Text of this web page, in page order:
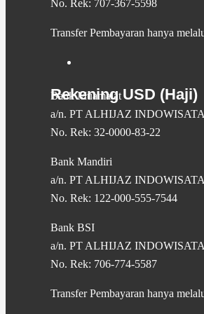
No. Rek: 707-367-5598
Transfer Pembayaran hanya
Rekening USD (Haji)
Bank Muamalat
a/n. PT ALHIJAZ INDOWISATA
No. Rek: 32-0000-83-22
Bank Mandiri
a/n. PT ALHIJAZ INDOWISATA
No. Rek: 122-000-555-7544
Bank BSI
a/n. PT ALHIJAZ INDOWISATA
No. Rek: 706-774-5587
Transfer Pembayaran hanya